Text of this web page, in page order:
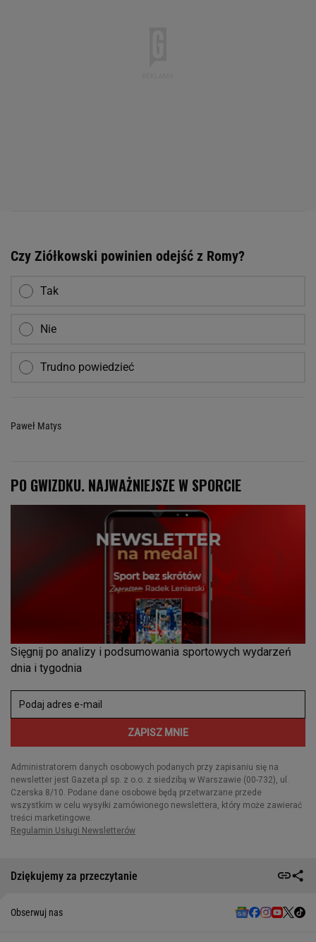
Czy Ziółkowski powinien odejść z Romy?
Tak
Nie
Trudno powiedzieć
Paweł Matys
Dziękujemy za przeczytanie
Obserwuj nas